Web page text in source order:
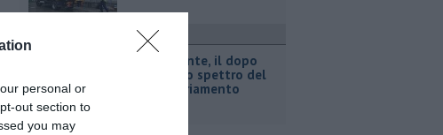
personal or
out section to
you may
Retiambiente, il dopo
Fortini e lo spettro del
commissariamento